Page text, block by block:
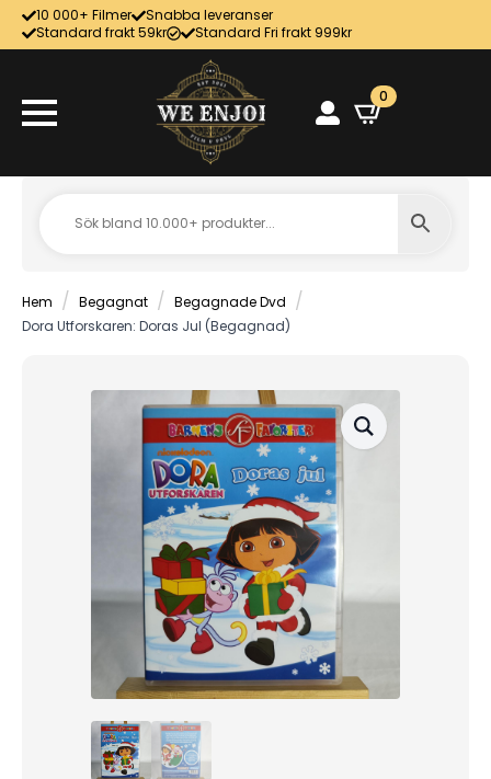
10 000+ Filmer
Snabba leveranser
Standard frakt 59kr
Standard Fri frakt 999kr
0
Hem Begagnat
Begagnade Dvd
Dora Utforskaren: Doras Jul (Begagnad)